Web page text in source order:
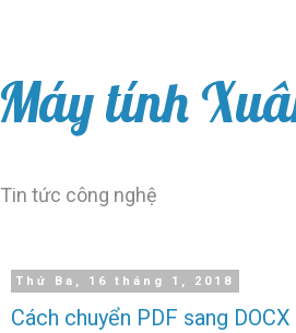
Máy tính
Tin tức công nghệ
Thứ Ba, 16 tháng 1, 2018
Cách chuyển PDF sang